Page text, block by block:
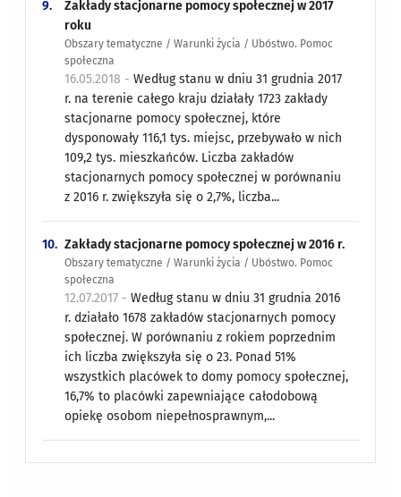
9.
Zakłady stacjonarne pomocy społecznej w 2017
roku
Obszary tematyczne / Warunki życia / Ubóstwo. Pomoc
społeczna
16.05.2018 -Według stanu w dniu 31 grudnia 2017
r. na terenie całego kraju działały 1723 zakłady
stacjonarne pomocy społecznej, które
dysponowały 116,1 tys. miejsc, przebywało w nich
109,2 tys. mieszkańców. Liczba zakładów
stacjonarnych pomocy społecznej w porównaniu
z 2016 r. zwiększyła się o 2,7%, liczba...
10. Zakłady stacjonarne pomocy społecznej w 2016 r.
Obszary tematyczne / Warunki życia / Ubóstwo. Pomoc
społeczna
12.07.2017 -Według stanu w dniu 31 grudnia 2016
r. działało 1678 zakładów stacjonarnych pomocy
społecznej. W porównaniu z rokiem poprzednim
ich liczba zwiększyła się o 23. Ponad 51%
wszystkich placówek to domy pomocy społecznej,
16,7% to placówki zapewniające całodobową
opiekę osobom niepełnosprawnym,...